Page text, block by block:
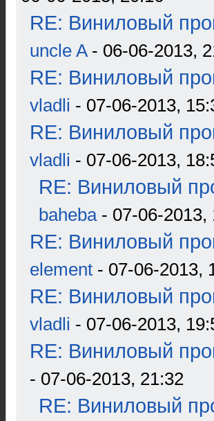
RE: Виниловый
uncle A- 06-06-2013,
RE: Виниловый
vladli - 07-06-2013,
RE: Виниловый
vladli - 07-06-2013,
RE: Виниловый
baheba- 07-06-2013,
RE: Виниловый
element - 07-06-2013,
RE: Виниловый
vladli - 07-06-2013,
RE: Виниловый
- 07-06-2013, 21:32
RE: Виниловый